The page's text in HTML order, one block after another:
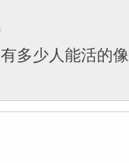
多少人能活的